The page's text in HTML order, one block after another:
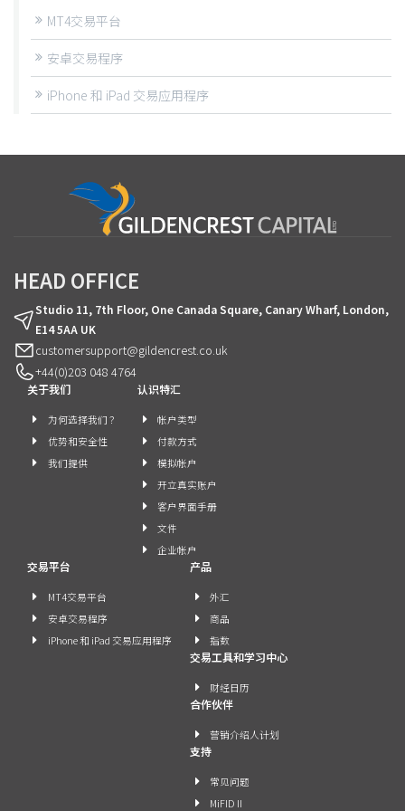
MT4交易平台
安卓交易程序
iPhone 和 iPad 交易应用程序
HEAD OFFICE
Studio 11, 7th Floor, One Canada Square, Canary Wharf, London,
E14 5AA UK
customersupport@gildencrest.co.uk
+44(0)203 048 4764
关于我们
为何选择我们 ？
优势和安全性
我们提供
认识特汇
帐户类型
付款方式
模拟帐户
开立真实账户
客户界面手册
文件
企业帐户
交易平台
MT4交易平台
安卓交易程序
iPhone 和 iPad 交易应用程序
产品
外汇
商品
指数
交易工具和学习中心
财经日历
合作伙伴
营销介绍人计划
支持
常见问题
MiFID II